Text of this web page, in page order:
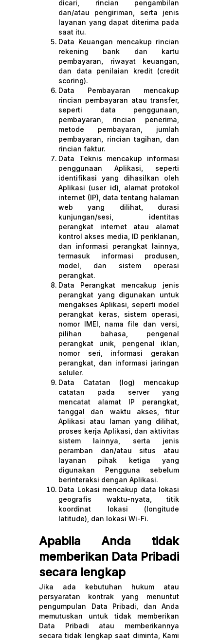
dicari, rincian pengambilan
dan/atau pengiriman, serta jenis
layanan yang dapat diterima pada
saat itu.
Data Keuangan mencakup rincian
rekening bank dan kartu
pembayaran, riwayat keuangan,
dan data penilaian kredit (credit
scoring).
Data Pembayaran mencakup
rincian pembayaran atau transfer,
seperti data penggunaan,
pembayaran, rincian penerima,
metode pembayaran, jumlah
pembayaran, rincian tagihan, dan
rincian faktur.
Data Teknis mencakup informasi
penggunaan Aplikasi, seperti
identifikasi yang dihasilkan oleh
Aplikasi (user id), alamat protokol
internet (IP), data tentang halaman
web yang dilihat, durasi
kunjungan/sesi, identitas
perangkat internet atau alamat
kontrol akses media, ID periklanan,
dan informasi perangkat lainnya,
termasuk informasi produsen,
model, dan sistem operasi
perangkat.
Data Perangkat mencakup jenis
perangkat yang digunakan untuk
mengakses Aplikasi, seperti model
perangkat keras, sistem operasi,
nomor IMEI, nama file dan versi,
pilihan bahasa, pengenal
perangkat unik, pengenal iklan,
nomor seri, informasi gerakan
perangkat, dan informasi jaringan
seluler.
Data Catatan (log) mencakup
catatan pada server yang
mencatat alamat IP perangkat,
tanggal dan waktu akses, fitur
Aplikasi atau laman yang dilihat,
proses kerja Aplikasi, dan aktivitas
sistem lainnya, serta jenis
peramban dan/atau situs atau
layanan pihak ketiga yang
digunakan Pengguna sebelum
berinteraksi dengan Aplikasi.
Data Lokasi mencakup data lokasi
geografis waktu-nyata, titik
koordinat lokasi (longitude
latitude), dan lokasi Wi-Fi.
Apabila Anda tidak
memberikan Data Pribadi
secara lengkap
Jika ada kebutuhan hukum atau
persyaratan kontrak yang menuntut
pengumpulan Data Pribadi, dan Anda
memutuskan untuk tidak memberikan
Data Pribadi atau memberikannya
secara tidak lengkap saat diminta, Kami